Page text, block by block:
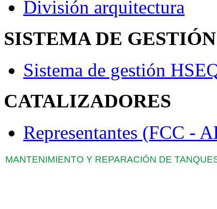
División arquitectura
SISTEMA DE
Sistema de gestión
CATALIZADORES
Representantes (FCC -
MANTENIMIENTO Y REPARACIÓN DE